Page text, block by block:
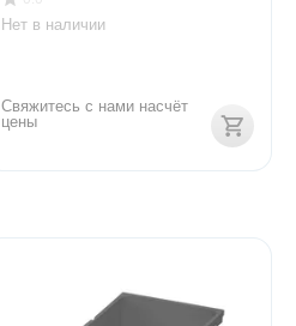
Нет в наличии
Свяжитесь с нами насчёт
цены